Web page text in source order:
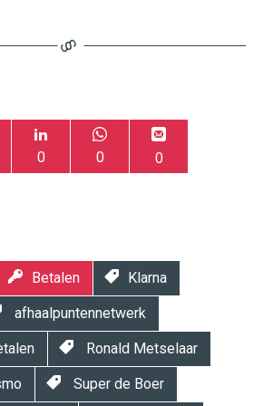
0 0 0
Betalen Klarna
afhaalpuntennetwerk
Ronald Metselaar
Super de Boer